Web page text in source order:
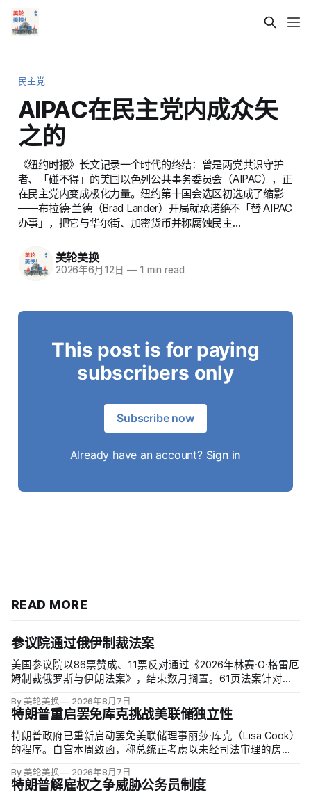
民主党
AIPAC在民主党内成众矢
之的
《纽约时报》长文记录一个时代的终结：曾是两党共识守护
者、「碰不得」的美国以色列公共事务委员会（AIPAC），正
在民主党内变成极化力量。纽约第十国会选区初选成了缩影
——布拉德·兰德（Brad Lander）开局就承诺绝不「替 AIPAC
办事」，把它与华尔街、加密货币并称腐蚀民主…
美轮美换
2026年6月12日 —1 min read
This post is for paying
subscribers only
Subscribe now
Already have an account? Sign in
READ MORE
参议院通过俄伊制裁法案
美国参议院以86票赞成、11票反对通过《2026年林赛·O·格雷厄
姆制裁俄罗斯与伊朗法案》，结束数月搁置。61页法案针对俄
裁；同时授权对购买俄油气最多的五个国家实施定向关税，意
在切断支持俄乌战争的能源收入。
By 美轮美换 2026年8月7日
特朗普重启罢免库克挑战美联储独立性
特朗普政府已重新启动罢免美联储理事丽莎·库克（Lisa Cook）
的程序。白宫本周致函，称总统正考虑以未经司法审理的房贷
By 美轮美换 2026年8月7日
特朗普解雇权之争威胁公务员制度